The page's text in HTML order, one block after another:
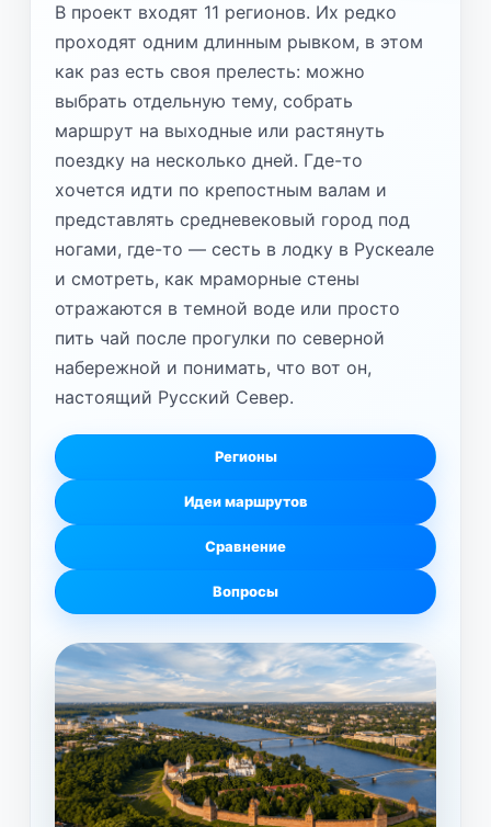
В проект входят 11 регионов. Их редко
проходят одним длинным рывком, в этом
как раз есть своя прелесть: можно
выбрать отдельную тему, собрать
маршрут на выходные или растянуть
поездку на несколько дней. Где-то
хочется идти по крепостным валам и
представлять средневековый город под
ногами, где-то — сесть в лодку в Рускеале
и смотреть, как мраморные стены
отражаются в темной воде или просто
пить чай после прогулки по северной
набережной и понимать, что вот он,
настоящий Русский Север.
Регионы
Идеи маршрутов
Сравнение
Вопросы